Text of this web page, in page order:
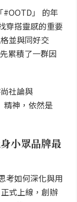
」 的年
穿搭靈感的重要
並與同好交
累積了一群因
社論與
精神，依然是
小眾品牌最
考如何深化與用
式上線，創辦